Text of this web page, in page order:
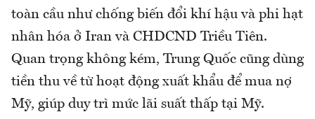
toàn cầu như chống biến đổi khí hậu và phi hạt
nhân hóa ở Iran và CHDCND Triều Tiên.
Quan trọng không kém, Trung Quốc cũng dùng
tiền thu về từ hoạt động xuất khẩu để mua nợ
Mỹ, giúp duy trì mức lãi suất thấp tại Mỹ.